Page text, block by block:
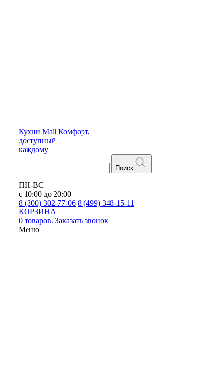
Кухни Mall Комфорт,
доступный
каждому
Поиск
ПН-ВС
с 10:00 до 20:00
8 (800) 302-77-06 8 (499) 348-15-11
КОРЗИНА
0 товаров. Заказать звонок
Меню